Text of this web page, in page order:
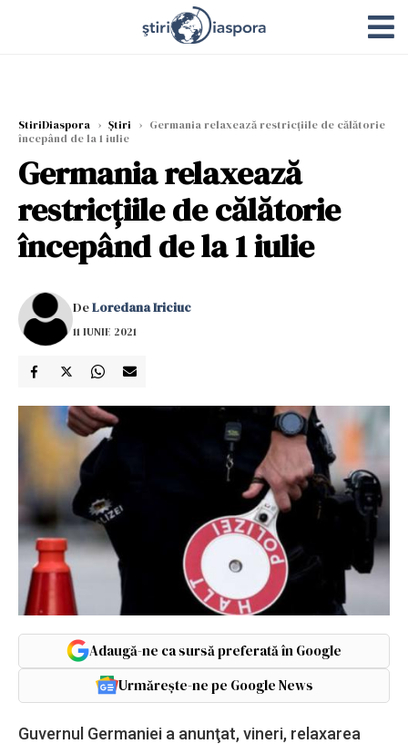
StiriDiaspora › Știri › Germania relaxează restricţiile de călătorie
începând de la 1 iulie
Germania relaxează
restricţiile de călătorie
începând de la 1 iulie
DeLoredana Iriciuc
11 IUNIE 2021
Adaugă-ne ca sursă preferată în Google
Urmărește-ne pe Google News
Guvernul Germaniei a anunţat, vineri, relaxarea